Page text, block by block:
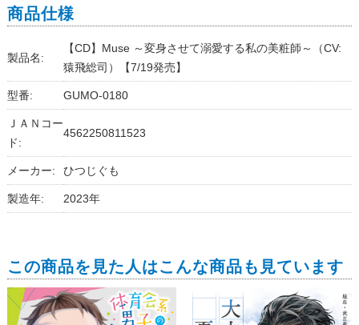
商品仕様
製品名:
【CD】Muse ～変身させて溺愛する私の美粧師～（CV:
猿飛総司）【7/19発売】
型番: GUMO-0180
ＪＡＮコー
ド:
4562250811523
メーカー: ひつじぐも
製造年: 2023年
この商品を見た人はこんな商品も見ています